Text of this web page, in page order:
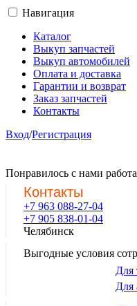
Навигация
Каталог
Выкуп запчастей
Выкуп автомобилей
Оплата и доставка
Гарантии и возврат
Заказ запчастей
Контакты
Вход/Регистрация
Понравилось с нами
Контакты
+7 963 088-27-04
+7 905 838-01-04
Челябинск
Выгодные условия
Для
Для